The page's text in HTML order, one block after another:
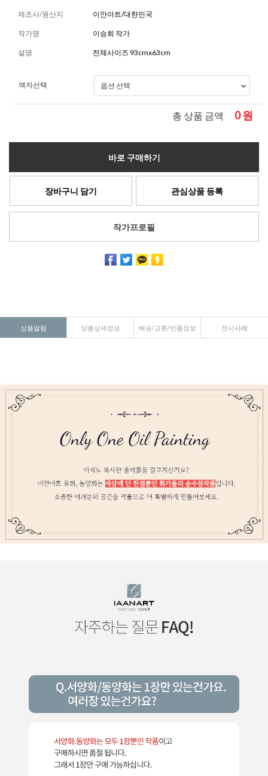
제조사/원산지 이안아트/대한민국
작가명 이승희 작가
설명 전체사이즈 93cmx63cm
액자선택
총 상품 금액 0원
바로 구매하기
장바구니 담기 관심상품 등록
작가프로필
상품알림 상품상세정보 배송/교환/반품정보 전시사례